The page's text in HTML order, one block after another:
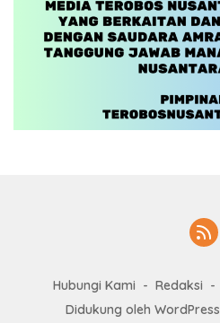
Hubungi Kami Redaksi
Didukung oleh WordPress